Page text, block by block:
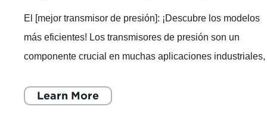
El [mejor transmisor de presión]: ¡Descubre los modelos
más eficientes! Los transmisores de presión son un
componente crucial en muchas aplicaciones industriales,
Learn More